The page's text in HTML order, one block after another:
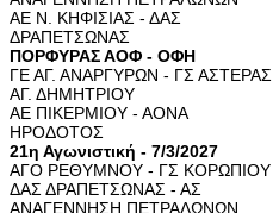
ΑΕ Ν. ΚΗΦΙΣΙΑΣ - ΔΑΣ
ΔΡΑΠΕΤΣΩΝΑΣ
ΠΟΡΦΥΡΑΣ ΑΟΦ - ΟΦΗ
ΓΕ ΑΓ. ΑΝΑΡΓΥΡΩΝ - ΓΣ ΑΣΤΕΡΑΣ
ΑΓ. ΔΗΜΗΤΡΙΟΥ
ΑΕ ΠΙΚΕΡΜΙΟΥ - ΑΟΝΑ
ΗΡΟΔΟΤΟΣ
21η Αγωνιστική - 7/3/2027
ΑΓΟ ΡΕΘΥΜΝΟΥ - ΓΣ ΚΟΡΩΠΙΟΥ
ΔΑΣ ΔΡΑΠΕΤΣΩΝΑΣ - ΑΣ
ΑΝΑΓΕΝΝΗΣΗ ΠΕΤΡΑΛΩΝΩΝ